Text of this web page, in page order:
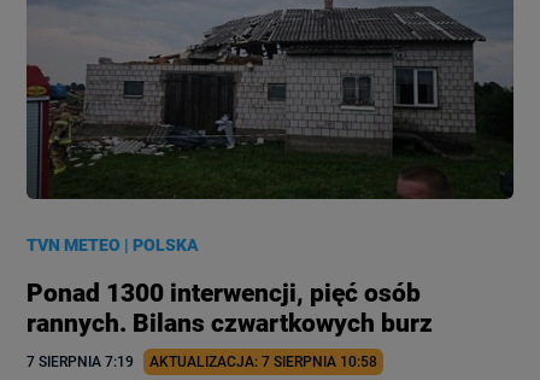
TVN METEO |POLSKA
Ponad 1300 interwencji, pięć osób
rannych. Bilans czwartkowych burz
7 SIERPNIA 7:19 AKTUALIZACJA: 7 SIERPNIA 10:58